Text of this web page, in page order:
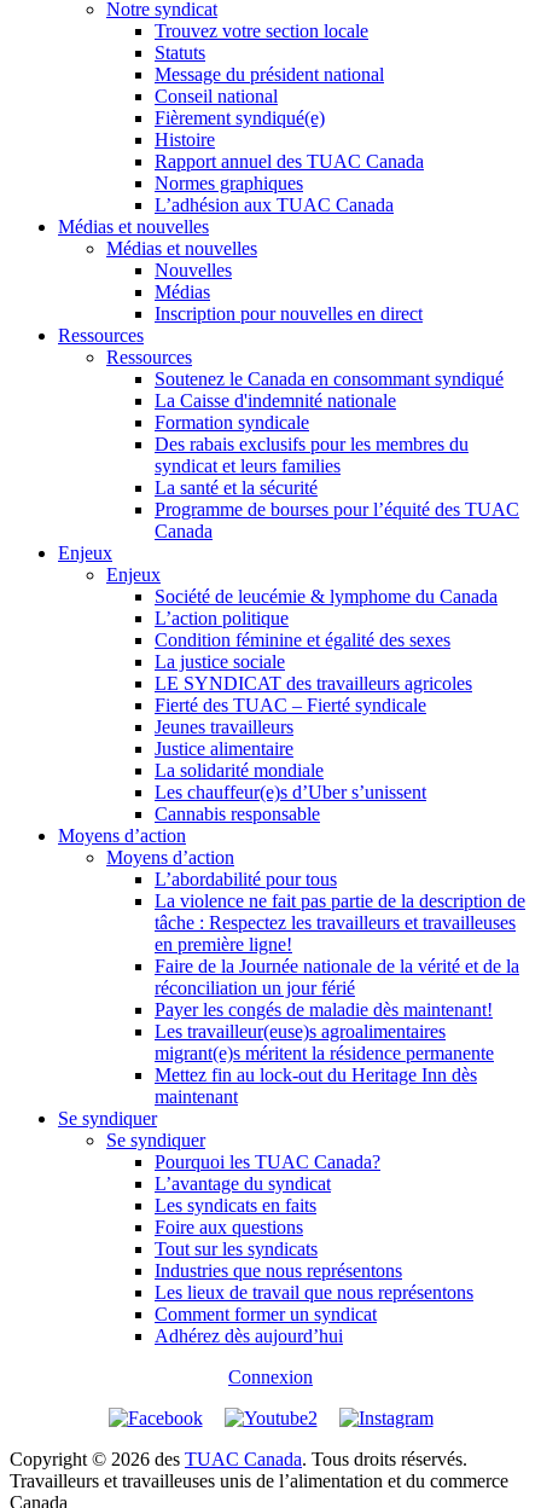
Notre syndicat
Trouvez votre section locale
Statuts
Message du président national
Conseil national
Fièrement syndiqué(e)
Histoire
Rapport annuel des TUAC Canada
Normes graphiques
L’adhésion aux TUAC Canada
Médias et nouvelles
Médias et nouvelles
Nouvelles
Médias
Inscription pour nouvelles en direct
Ressources
Ressources
Soutenez le Canada en consommant syndiqué
La Caisse d'indemnité nationale
Formation syndicale
Des rabais exclusifs pour les membres du
syndicat et leurs families
La santé et la sécurité
Programme de bourses pour l’équité des TUAC
Canada
Enjeux
Enjeux
Société de leucémie & lymphome du Canada
L’action politique
Condition féminine et égalité des sexes
La justice sociale
LE SYNDICAT des travailleurs agricoles
Fierté des TUAC – Fierté syndicale
Jeunes travailleurs
Justice alimentaire
La solidarité mondiale
Les chauffeur(e)s d’Uber s’unissent
Cannabis responsable
Moyens d’action
Moyens d’action
L’abordabilité pour tous
La violence ne fait pas partie de la description de
tâche : Respectez les travailleurs et travailleuses
en première ligne!
Faire de la Journée nationale de la vérité et de la
réconciliation un jour férié
Payer les congés de maladie dès maintenant!
Les travailleur(euse)s agroalimentaires
migrant(e)s méritent la résidence permanente
Mettez fin au lock-out du Heritage Inn dès
maintenant
Se syndiquer
Se syndiquer
Pourquoi les TUAC Canada?
L’avantage du syndicat
Les syndicats en faits
Foire aux questions
Tout sur les syndicats
Industries que nous représentons
Les lieux de travail que nous représentons
Comment former un syndicat
Adhérez dès aujourd’hui
Connexion
Copyright © 2026 des TUAC Canada. Tous droits réservés.
Travailleurs et travailleuses unis de l’alimentation et du commerce
Canada